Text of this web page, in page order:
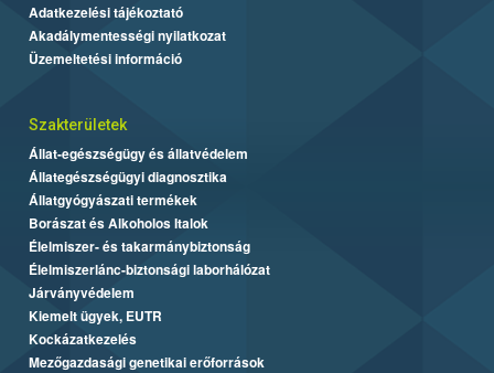
Adatkezelési tájékoztató
Akadálymentességi nyilatkozat
Üzemeltetési információ
Szakterületek
Állat-egészségügy és állatvédelem
Állategészségügyi diagnosztika
Állatgyógyászati termékek
Borászat és Alkoholos Italok
Élelmiszer- és takarmánybiztonság
Élelmiszerlánc-biztonsági laborhálózat
Járványvédelem
Kiemelt ügyek, EUTR
Kockázatkezelés
Mezőgazdasági genetikai erőforrások